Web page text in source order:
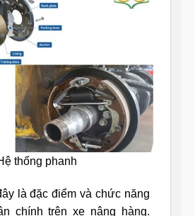
thống phanh
là đặc điểm và chức năng
chính trên xe nâng hàng.